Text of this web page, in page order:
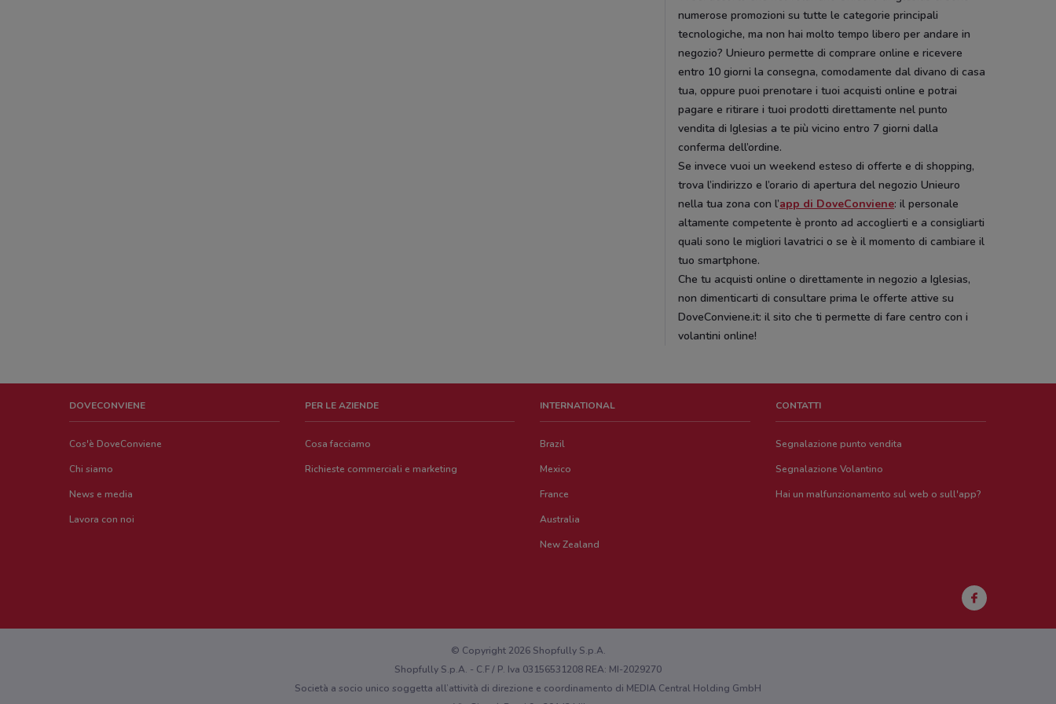
numerose promozioni su tutte le categorie principali
tecnologiche, ma non hai molto tempo libero per andare in
negozio? Unieuro permette di comprare online e ricevere
entro 10 giorni la consegna, comodamente dal divano di casa
tua, oppure puoi prenotare i tuoi acquisti online e potrai
pagare e ritirare i tuoi prodotti direttamente nel punto
vendita di Iglesias a te più vicino entro 7 giorni dalla
conferma dell’ordine.
Se invece vuoi un weekend esteso di offerte e di shopping,
trova l’indirizzo e l’orario di apertura del negozio Unieuro
nella tua zona con l’app di DoveConviene: il personale
altamente competente è pronto ad accoglierti e a consigliarti
quali sono le migliori lavatrici o se è il momento di cambiare il
tuo smartphone.
Che tu acquisti online o direttamente in negozio a Iglesias,
non dimenticarti di consultare prima le offerte attive su
DoveConviene.it: il sito che ti permette di fare centro con i
volantini online!
DOVECONVIENE
Cos'è DoveConviene
Chi siamo
News e media
Lavora con noi
PER LE AZIENDE
Cosa facciamo
Richieste commerciali e marketing
INTERNATIONAL
Brazil
Mexico
France
Australia
New Zealand
CONTATTI
Segnalazione punto vendita
Segnalazione Volantino
Hai un malfunzionamento sul web o sull'app?
© Copyright 2026 Shopfully S.p.A.
Shopfully S.p.A. - C.F / P. Iva 03156531208 REA: MI-2029270
Società a socio unico soggetta all’attività di direzione e coordinamento di MEDIA Central Holding GmbH